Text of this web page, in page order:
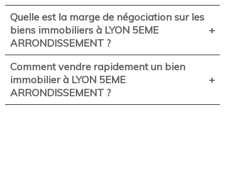
Quelle est la marge de négociation sur les
biens immobiliers à LYON 5EME
ARRONDISSEMENT ?
Comment vendre rapidement un bien
immobilier à LYON 5EME
ARRONDISSEMENT ?